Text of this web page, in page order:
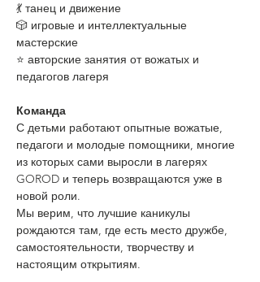
💃 танец и движение
🎲 игровые и интеллектуальные
мастерские
⭐ авторские занятия от вожатых и
педагогов лагеря
Команда
С детьми работают опытные вожатые,
педагоги и молодые помощники, многие
из которых сами выросли в лагерях
GOROD и теперь возвращаются уже в
новой роли.
Мы верим, что лучшие каникулы
рождаются там, где есть место дружбе,
самостоятельности, творчеству и
настоящим открытиям.